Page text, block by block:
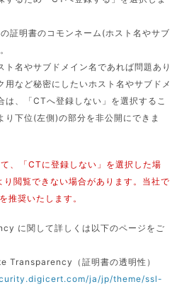
証明書のコモンネーム(ホスト名やサブ
ト名やサブドメイン名であれば問題あり
用など秘密にしたいホスト名やサブドメ
は、「CTへ登録しない」を選択するこ
り下位(左側)の部分を非公開にできま
、「CTに登録しない」を選択した場
り閲覧できない場合があります。当社で
推奨いたします。
に関して詳しくは以下のページをご
（証明書の透明性）
ja/jp/theme/ssl-